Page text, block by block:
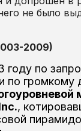
не было
2009)
году по
по громкому
,